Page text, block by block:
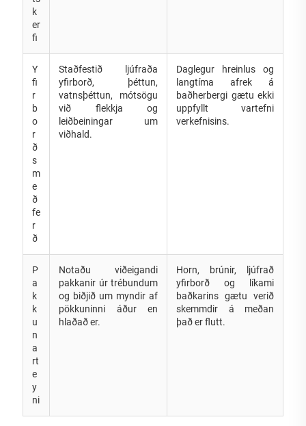
k
er
fi
Y
fi
r
b
o
r
ð
s
m
e
ð
fe
r
ð
Staðfestið ljúfraða
yfirborð, þéttun,
vatnsþéttun, mótsögu
við flekkja og
leiðbeiningar um
viðhald.
Daglegur hreinlus og
langtíma afrek á
baðherbergi gætu ekki
uppfyllt vartefni
verkefnisins.
P
a
k
k
u
n
a
rt
e
y
ni
Notaðu viðeigandi
pakkanir úr trébundum
og biðjið um myndir af
pökkuninni áður en
hlaðað er.
Horn, brúnir, ljúfrað
yfirborð og líkami
baðkarins gætu verið
skemmdir á meðan
það er flutt.